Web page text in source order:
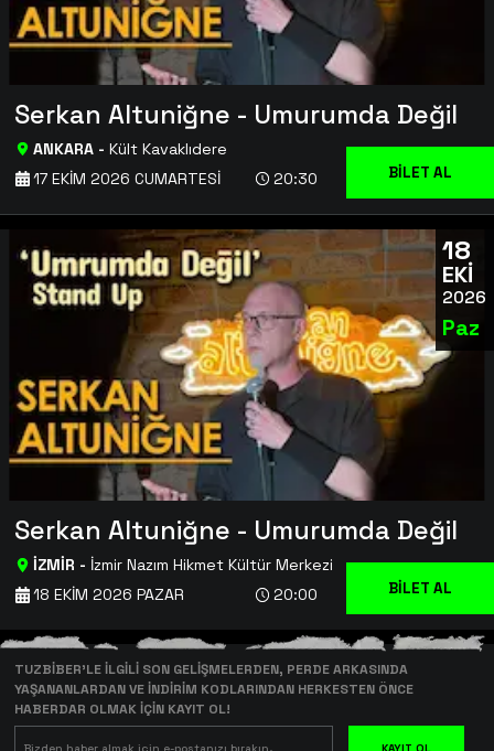
Serkan Altuniğne - Umurumda Değil
ANKARA -Kült Kavaklıdere
17 EKIM 2026 CUMARTESI
20:30 BİLET AL
18
EKİ
2026
Paz
Serkan Altuniğne - Umurumda Değil
İZMİR - İzmir Nazım Hikmet Kültür Merkezi
18 EKIM 2026 PAZAR
20:00 BİLET AL
TUZBİBER’LE İLGİLİ SON GELİŞMELERDEN, PERDE ARKASINDA
YAŞANANLARDAN VE İNDİRİM KODLARINDAN HERKESTEN ÖNCE
HABERDAR OLMAK İÇİN KAYIT OL!